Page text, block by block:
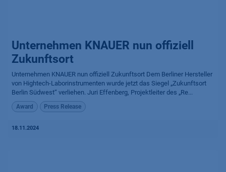
Unternehmen KNAUER nun offiziell
Zukunftsort
Unternehmen KNAUER nun offiziell Zukunftsort Dem Berliner Hersteller
von Hightech-Laborinstrumenten wurde jetzt das Siegel „Zukunftsort
Berlin Südwest“ verliehen. Juri Effenberg, Projektleiter des „Re...
Award Press Release
18.11.2024